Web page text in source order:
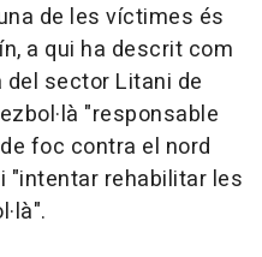
de les víctimes és
a qui ha descrit com
sector Litani de
"responsable
foc contra el nord
"intentar rehabilitar les